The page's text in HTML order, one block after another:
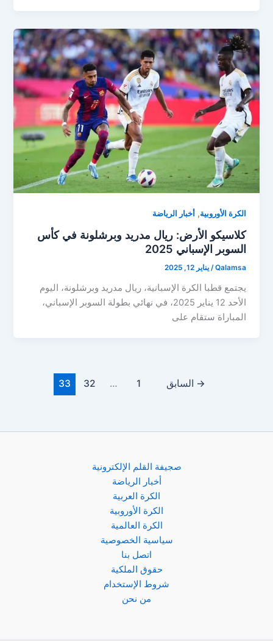
الكرة الأوروبية,أخبار الرياضة
كلاسيكو الأرض: ريال مدريد وبرشلونة في كأس
السوبر الإسباني 2025
Qalamsa
/يناير 12, 2025
يجتمع قطبا الكرة الإسبانية، ريال مدريد وبرشلونة، اليوم
الأحد 12 يناير 2025، في نهائي بطولة السوبر الإسباني،
المباراة ستقام على
→ السابق 1
…
32
33
صجيفة القلم الإلكترونية
أخبار الرياضة
الكرة العربية
الكرة الأوروبية
الكرة العالمية
سياسية الخصوصية
اتصل بنا
حقوق الملكية
شروط الإستخدام
من نحن